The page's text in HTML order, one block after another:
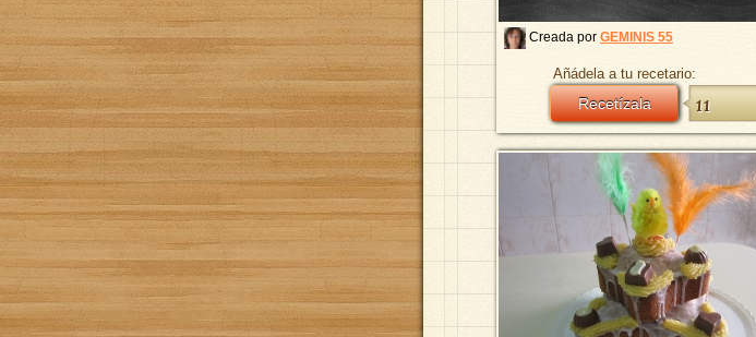
Creada por GEMINIS 55
Añádela a tu recetario:
Recetízala 11